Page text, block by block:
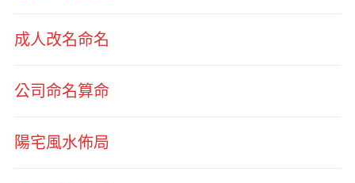
成人改名命名
公司命名算命
陽宅風水佈局